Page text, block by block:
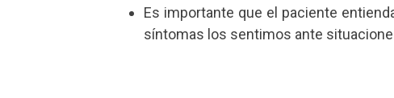
Es importante que el paciente
síntomas los sentimos ante